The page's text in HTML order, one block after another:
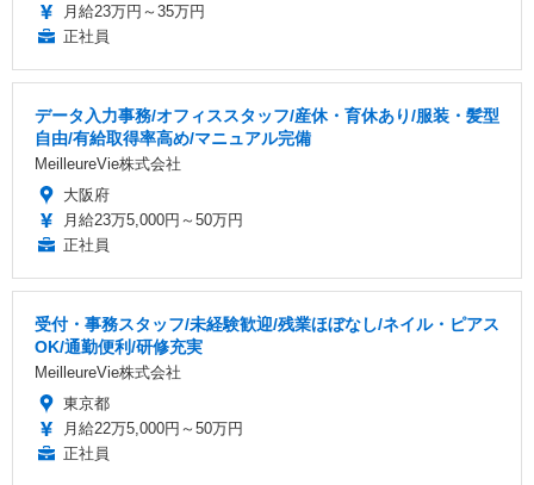
月給23万円～35万円
正社員
データ入力事務/オフィススタッフ/産休・育休あり/服装・髪型
自由/有給取得率高め/マニュアル完備
MeilleureVie株式会社
大阪府
月給23万5,000円～50万円
正社員
受付・事務スタッフ/未経験歓迎/残業ほぼなし/ネイル・ピアス
OK/通勤便利/研修充実
MeilleureVie株式会社
東京都
月給22万5,000円～50万円
正社員